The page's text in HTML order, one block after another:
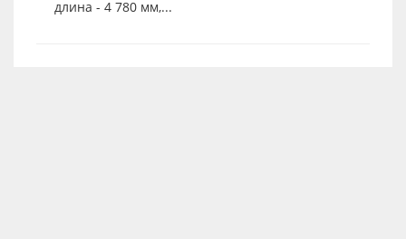
длина - 4 780 мм,...